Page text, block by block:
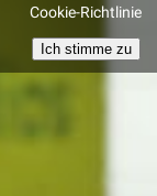
Cookie-Richtlinie
Ich stimme zu